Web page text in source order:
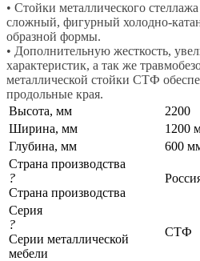
• Стойки металлического
сложный, фигурный холодно-
образной формы.
• Дополнительную жесткость,
характеристик, а так же
металлической стойки СТФ
продольные края.
Высота, мм
2200
Ширина, мм
1200
Глубина, мм
600
Страна производства
?
Страна производства
Серия
?
Серии металлической
мебели
СТФ